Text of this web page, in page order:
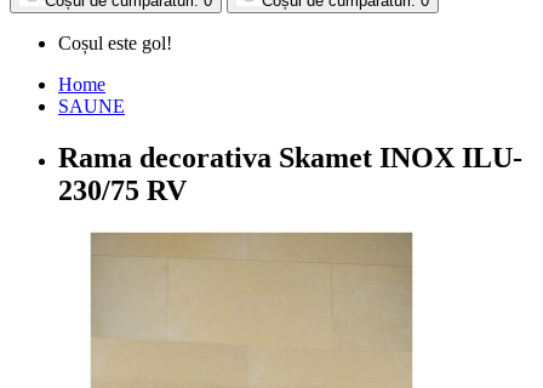
Coșul este gol!
Home
SAUNE
Rama decorativa Skamet INOX ILU-
230/75 RV